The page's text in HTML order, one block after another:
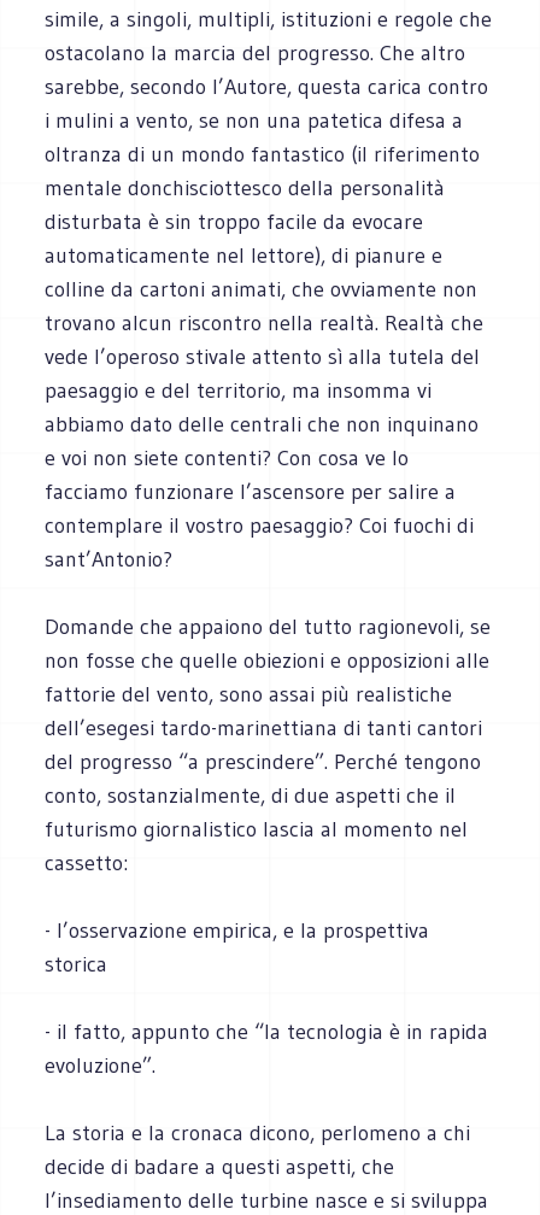
simile, a singoli, multipli, istituzioni e regole che
ostacolano la marcia del progresso. Che altro
sarebbe, secondo l’Autore, questa carica contro
i mulini a vento, se non una patetica difesa a
oltranza di un mondo fantastico (il riferimento
mentale donchisciottesco della personalità
disturbata è sin troppo facile da evocare
automaticamente nel lettore), di pianure e
colline da cartoni animati, che ovviamente non
trovano alcun riscontro nella realtà. Realtà che
vede l’operoso stivale attento sì alla tutela del
paesaggio e del territorio, ma insomma vi
abbiamo dato delle centrali che non inquinano
e voi non siete contenti? Con cosa ve lo
facciamo funzionare l’ascensore per salire a
contemplare il vostro paesaggio? Coi fuochi di
sant’Antonio?
Domande che appaiono del tutto ragionevoli, se
non fosse che quelle obiezioni e opposizioni alle
fattorie del vento, sono assai più realistiche
dell’esegesi tardo-marinettiana di tanti cantori
del progresso “a prescindere”. Perché tengono
conto, sostanzialmente, di due aspetti che il
futurismo giornalistico lascia al momento nel
cassetto:
- l’osservazione empirica, e la prospettiva
storica
- il fatto, appunto che “la tecnologia è in rapida
evoluzione”.
La storia e la cronaca dicono, perlomeno a chi
decide di badare a questi aspetti, che
l’insediamento delle turbine nasce e si sviluppa